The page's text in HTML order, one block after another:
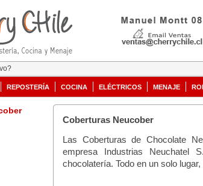
REPOSTERÍA COCINA ELÉCTRICOS MENAJE
Coberturas Neucober
Las Coberturas de Chocolate
empresa Industrias Neuchatel
chocolatería. Todo en un solo